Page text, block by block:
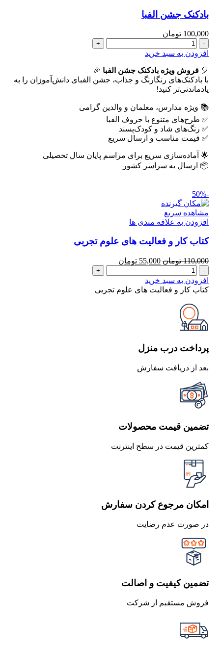
بادکنک جشن الفبا
100,000 تومان
بادکنک
جشن
عدد
افزودن به سبد خرید
🎈 فروش ویژه بادکنک جشن الفبا 🎉
با بادکنک‌های رنگارنگ و جذاب، جشن الفبای دانش‌آموزان را به
یادماندنی‌تر کنید!
📚 ویژه مدارس، معلمان و والدین گرامی
✅ طرح‌های متنوع با حروف الفبا
✅ رنگ‌های شاد و کودک‌پسند
✅ قیمت مناسب و ارسال سریع
🌟 آماده‌سازی سریع برای مراسم پایان سال تحصیلی
📦 ارسال به سراسر کشور
-50%
مشاهده سریع
افزودن به علاقه مندی ها
کتاب کار و فعالیت های علوم تجربی
110,000 تومان قیمت
بود.
55,000 تومان
فعلی
است.
کتاب
کار
و
های
علوم
تجربی
افزودن به سبد خرید
کتاب کار و فعالیت های علوم تجربی
پرداخت درب منزل
بعد از دریافت سفارش
تضمین قیمت محصولات
کمترین قیمت در سطح اینترنت
امکان مرجوع کردن سفارش
در صورت عدم رضایت
تضمین کیفیت و اصالت
فروش مستقیم از شرکت